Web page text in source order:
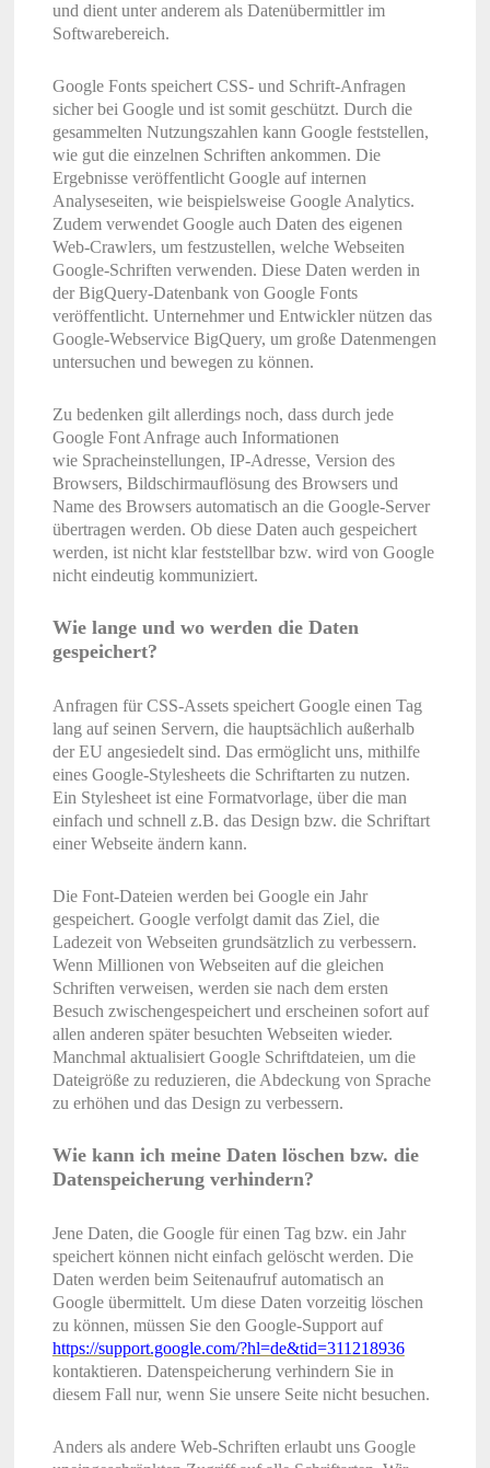
und dient unter anderem als Datenübermittler im
Softwarebereich.
Google Fonts speichert CSS- und Schrift-Anfragen
sicher bei Google und ist somit geschützt. Durch die
gesammelten Nutzungszahlen kann Google feststellen,
wie gut die einzelnen Schriften ankommen. Die
Ergebnisse veröffentlicht Google auf internen
Analyseseiten, wie beispielsweise Google Analytics.
Zudem verwendet Google auch Daten des eigenen
Web-Crawlers, um festzustellen, welche Webseiten
Google-Schriften verwenden. Diese Daten werden in
der BigQuery-Datenbank von Google Fonts
veröffentlicht. Unternehmer und Entwickler nützen das
Google-Webservice BigQuery, um große Datenmengen
untersuchen und bewegen zu können.
Zu bedenken gilt allerdings noch, dass durch jede
Google Font Anfrage auch Informationen
wie Spracheinstellungen, IP-Adresse, Version des
Browsers, Bildschirmauflösung des Browsers und
Name des Browsers automatisch an die Google-Server
übertragen werden. Ob diese Daten auch gespeichert
werden, ist nicht klar feststellbar bzw. wird von Google
nicht eindeutig kommuniziert.
Wie lange und wo werden die Daten
gespeichert?
Anfragen für CSS-Assets speichert Google einen Tag
lang auf seinen Servern, die hauptsächlich außerhalb
der EU angesiedelt sind. Das ermöglicht uns, mithilfe
eines Google-Stylesheets die Schriftarten zu nutzen.
Ein Stylesheet ist eine Formatvorlage, über die man
einfach und schnell z.B. das Design bzw. die Schriftart
einer Webseite ändern kann.
Die Font-Dateien werden bei Google ein Jahr
gespeichert. Google verfolgt damit das Ziel, die
Ladezeit von Webseiten grundsätzlich zu verbessern.
Wenn Millionen von Webseiten auf die gleichen
Schriften verweisen, werden sie nach dem ersten
Besuch zwischengespeichert und erscheinen sofort auf
allen anderen später besuchten Webseiten wieder.
Manchmal aktualisiert Google Schriftdateien, um die
Dateigröße zu reduzieren, die Abdeckung von Sprache
zu erhöhen und das Design zu verbessern.
Wie kann ich meine Daten löschen bzw. die
Datenspeicherung verhindern?
Jene Daten, die Google für einen Tag bzw. ein Jahr
speichert können nicht einfach gelöscht werden. Die
Daten werden beim Seitenaufruf automatisch an
Google übermittelt. Um diese Daten vorzeitig löschen
zu können, müssen Sie den Google-Support auf
https://support.google.com/?hl=de&tid=311218936
kontaktieren. Datenspeicherung verhindern Sie in
diesem Fall nur, wenn Sie unsere Seite nicht besuchen.
Anders als andere Web-Schriften erlaubt uns Google